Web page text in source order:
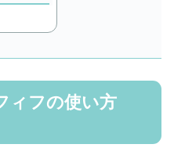
ィフの使い方